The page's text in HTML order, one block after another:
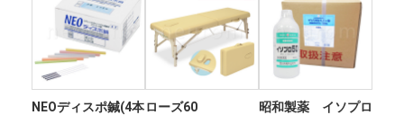
NEOディスポ鍼(4本ローズ60
昭和製薬 イソプロ